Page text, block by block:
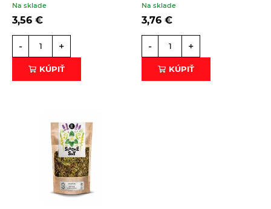
Na sklade
3,56 €
- +
KÚPIŤ
Na sklade
3,76 €
- +
KÚPIŤ